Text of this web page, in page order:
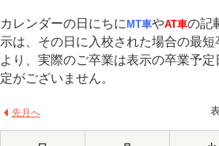
カレンダーの日にちに MT車やAT車の記
示は、その日に入校された場合の最
より、実際のご卒業は表示の卒業予
定がございません。
先月へ